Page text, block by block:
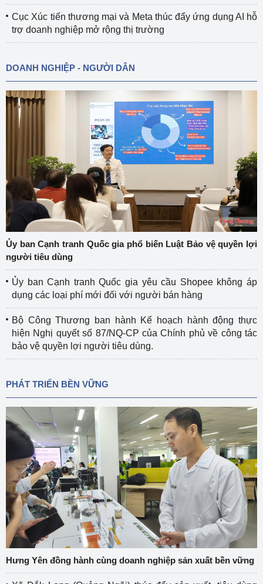
Cục Xúc tiến thương mại và Meta thúc đẩy ứng dụng AI hỗ
trợ doanh nghiệp mở rộng thị trường
DOANH NGHIỆP - NGƯỜI DÂN
Ủy ban Cạnh tranh Quốc gia phổ biến Luật Bảo vệ quyền lợi
người tiêu dùng
Ủy ban Cạnh tranh Quốc gia yêu cầu Shopee không áp
dụng các loại phí mới đối với người bán hàng
Bộ Công Thương ban hành Kế hoạch hành động thực
hiện Nghị quyết số 87/NQ-CP của Chính phủ về công tác
bảo vệ quyền lợi người tiêu dùng.
PHÁT TRIỂN BỀN VỮNG
Hưng Yên đồng hành cùng doanh nghiệp sản xuất bền vững